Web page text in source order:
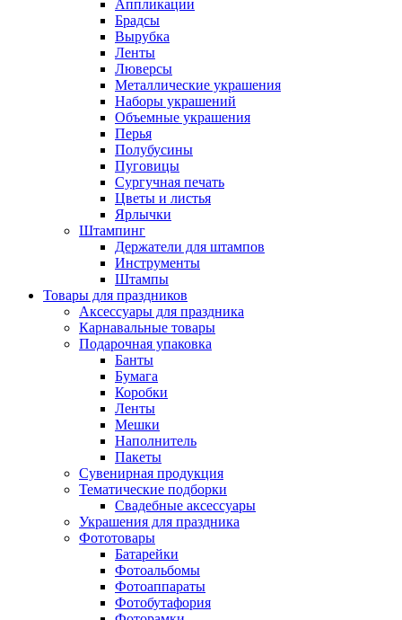
Аппликации
Брадсы
Вырубка
Ленты
Люверсы
Металлические украшения
Наборы украшений
Объемные украшения
Перья
Полубусины
Пуговицы
Сургучная печать
Цветы и листья
Ярлычки
Штампинг
Держатели для штампов
Инструменты
Штампы
Товары для праздников
Аксессуары для праздника
Карнавальные товары
Подарочная упаковка
Банты
Бумага
Коробки
Ленты
Мешки
Наполнитель
Пакеты
Сувенирная продукция
Тематические подборки
Свадебные аксессуары
Украшения для праздника
Фототовары
Батарейки
Фотоальбомы
Фотоаппараты
Фотобутафория